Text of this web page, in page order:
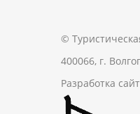
©
400066, г.
Разработка